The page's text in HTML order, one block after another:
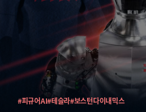
#피규어AI#테슬라#보스턴다이내믹스